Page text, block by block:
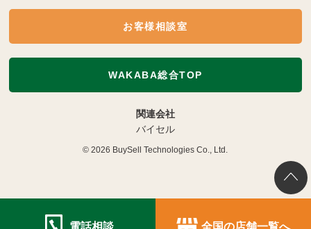
お客様相談室
WAKABA総合TOP
関連会社
バイセル
© 2026 BuySell Technologies Co., Ltd.
電話相談 全国の店舗一覧へ